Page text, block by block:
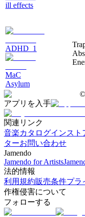
ill effects
ADHD_1
MaC
Asylum
©
アプリを入手
関連リンク
音楽カタログインスト
ターお問い合わせ
Jamendo
Jamendo for Artists
法的情報
利用規約販売条件プラ
作権侵害について
フォローする